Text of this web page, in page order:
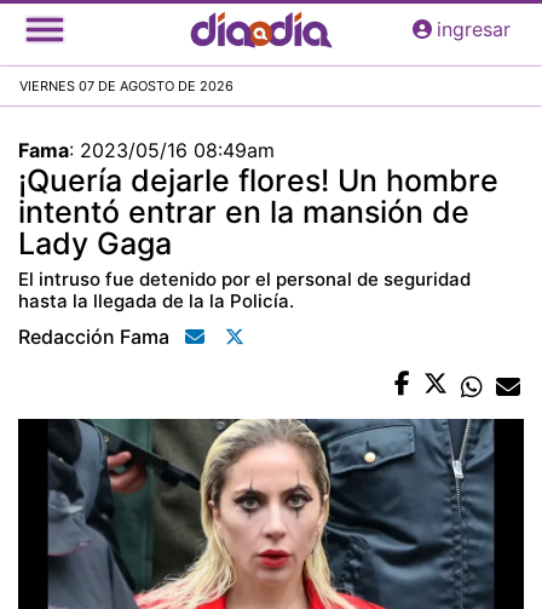
Pasar
al
principal
ingresar
VIERNES 07 DE AGOSTO DE 2026
Fama: 2023/05/16 08:49am
¡Quería dejarle flores! Un hombre
intentó entrar en la mansión de
Lady Gaga
El intruso fue detenido por el personal de seguridad
hasta la llegada de la la Policía.
Redacción Fama